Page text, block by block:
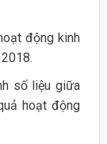
động kinh
số liệu giữa
hoạt động